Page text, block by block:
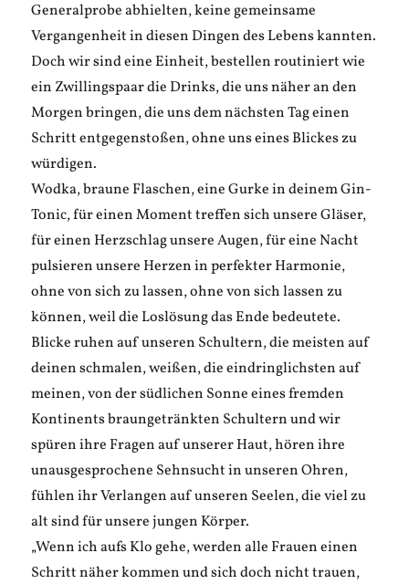
Generalprobe abhielten, keine gemeinsame
Vergangenheit in diesen Dingen des Lebens kannten.
Doch wir sind eine Einheit, bestellen routiniert wie
ein Zwillingspaar die Drinks, die uns näher an den
Morgen bringen, die uns dem nächsten Tag einen
Schritt entgegenstoßen, ohne uns eines Blickes zu
würdigen.
Wodka, braune Flaschen, eine Gurke in deinem Gin-
Tonic, für einen Moment treffen sich unsere Gläser,
für einen Herzschlag unsere Augen, für eine Nacht
pulsieren unsere Herzen in perfekter Harmonie,
ohne von sich zu lassen, ohne von sich lassen zu
können, weil die Loslösung das Ende bedeutete.
Blicke ruhen auf unseren Schultern, die meisten auf
deinen schmalen, weißen, die eindringlichsten auf
meinen, von der südlichen Sonne eines fremden
Kontinents braungetränkten Schultern und wir
spüren ihre Fragen auf unserer Haut, hören ihre
unausgesprochene Sehnsucht in unseren Ohren,
fühlen ihr Verlangen auf unseren Seelen, die viel zu
alt sind für unsere jungen Körper.
„Wenn ich aufs Klo gehe, werden alle Frauen einen
Schritt näher kommen und sich doch nicht trauen,